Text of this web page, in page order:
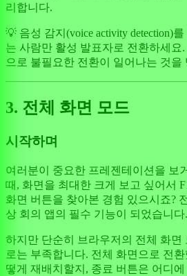
리합니다.
💡 음성 감지(voice activity detection)
는 사람만 활성 발표자로 전환하세요
으로 불필요한 전환이 일어나는 것을
3. 전체 화면 모드
시작하며
여러분이 중요한 프레젠테이션을 보
때, 화면을 최대한 크게 보고 싶어서
화면 버튼을 찾아본 경험 있으시죠?
상 회의 앱의 필수 기능이 되었습니다.
하지만 단순히 브라우저의 전체 화면
로는 부족합니다. 전체 화면으로 전
떻게 재배치할지, 종료 버튼은 어디